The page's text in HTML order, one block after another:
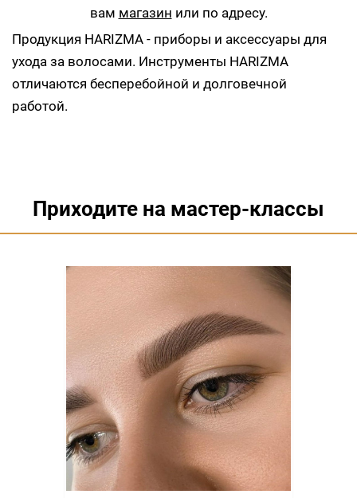
вам магазин или по адресу.
Продукция HARIZMA - приборы и аксессуары для
ухода за волосами. Инструменты HARIZMA
отличаются бесперебойной и долговечной
работой.
Приходите на мастер-классы